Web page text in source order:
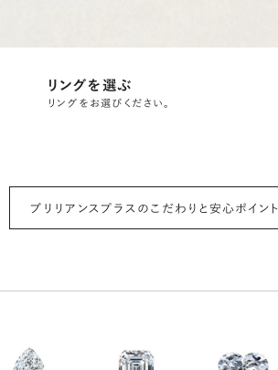
リングを選ぶ
リングをお選びください。
ブリリアンスプラスのこだわりと安心ポイント